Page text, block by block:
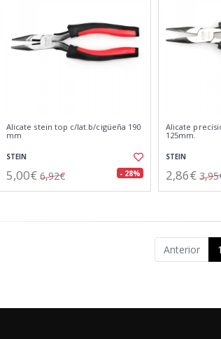
Alicate stein top c/lat.b/cigüeña 190
mm
STEIN
5,00€ 6,92€ - 28%
Alicate
125mm.
STEIN
2,86€
Anterior 1